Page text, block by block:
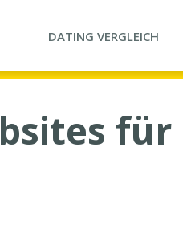
DATING VERGLEICH
für